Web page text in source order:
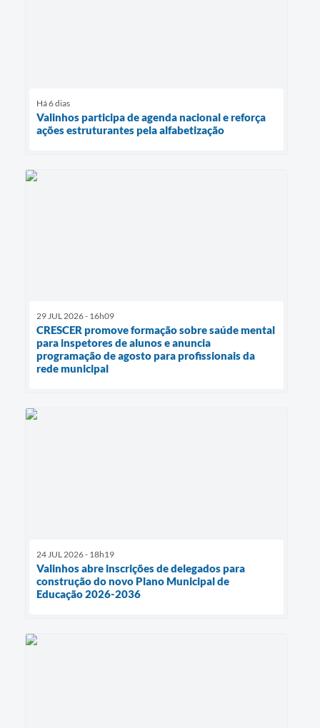
Há 6 dias
Valinhos participa de agenda nacional e reforça
ações estruturantes pela alfabetização
29 JUL 2026 - 16h09
CRESCER promove formação sobre saúde mental
para inspetores de alunos e anuncia
programação de agosto para profissionais da
rede municipal
24 JUL 2026 - 18h19
Valinhos abre inscrições de delegados para
construção do novo Plano Municipal de
Educação 2026-2036